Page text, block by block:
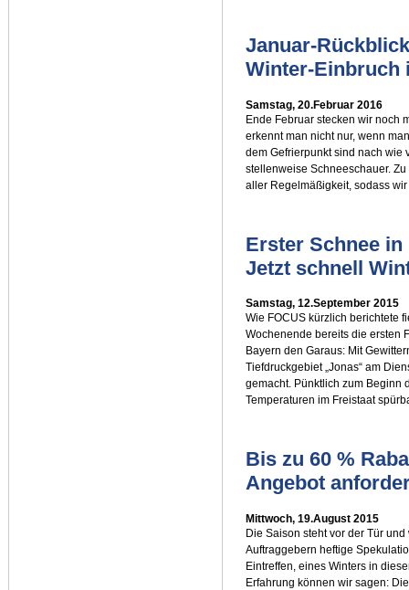
Januar-
Winter-Einbruch
Samstag, 20.Februar 2016
Ende Februar stecken wir noch
erkennt man nicht nur, wenn
dem Gefrierpunkt sind nach wie
stellenweise Schneeschauer.
aller Regelmäßigkeit, sodass
Erster Schnee
Jetzt schnell
Samstag, 12.September 2015
Wie FOCUS kürzlich berichtete
Wochenende bereits die ersten
Bayern den Garaus: Mit
Tiefdruckgebiet „Jonas“ am
gemacht. Pünktlich zum Beginn
Temperaturen im Freistaat
Bis zu 60 %
Angebot
Mittwoch, 19.August 2015
Die Saison steht vor der Tür
Auftraggebern heftige
Eintreffen, eines Winters in
Erfahrung können wir sagen: